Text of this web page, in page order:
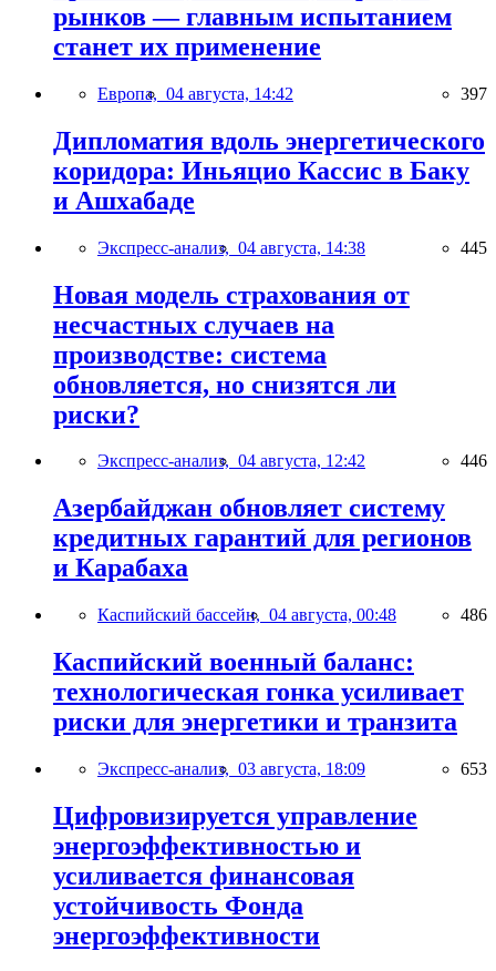
рынков — главным испытанием
станет их применение
Европа, 04 августа, 14:42 397
Дипломатия вдоль энергетического
коридора: Иньяцио Кассис в Баку
и Ашхабаде
Экспресс-анализ, 04 августа, 14:38 445
Новая модель страхования от
несчастных случаев на
производстве: система
обновляется, но снизятся ли
риски?
Экспресс-анализ, 04 августа, 12:42 446
Азербайджан обновляет систему
кредитных гарантий для регионов
и Карабаха
Каспийский бассейн, 04 августа, 00:48 486
Каспийский военный баланс:
технологическая гонка усиливает
риски для энергетики и транзита
Экспресс-анализ, 03 августа, 18:09 653
Цифровизируется управление
энергоэффективностью и
усиливается финансовая
устойчивость Фонда
энергоэффективности